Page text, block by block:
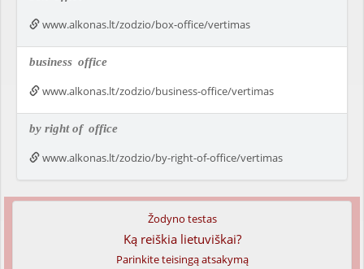
www.alkonas.lt/zodzio/box-office/vertimas
business office
www.alkonas.lt/zodzio/business-office/vertimas
by right of office
www.alkonas.lt/zodzio/by-right-of-office/vertimas
Žodyno testas
Ką reiškia lietuviškai?
Parinkite teisingą atsakymą